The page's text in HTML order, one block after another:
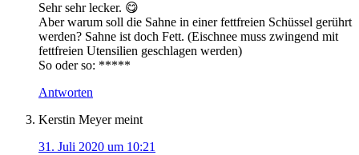
Sehr sehr lecker. 😋
Aber warum soll die Sahne in einer fettfreien Schüssel gerührt
werden? Sahne ist doch Fett. (Eischnee muss zwingend mit
fettfreien Utensilien geschlagen werden)
So oder so: *****
Antworten
Kerstin Meyer meint
31. Juli 2020 um 10:21